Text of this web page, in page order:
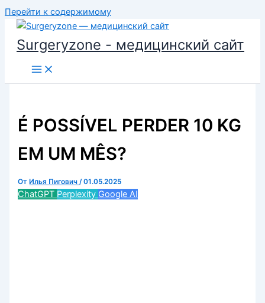
Перейти к содержимому
Surgeryzone - медицинский сайт
É POSSÍVEL PERDER 10 KG
EM UM MÊS?
От Илья Пигович/01.05.2025
ChatGPT Perplexity Google AI